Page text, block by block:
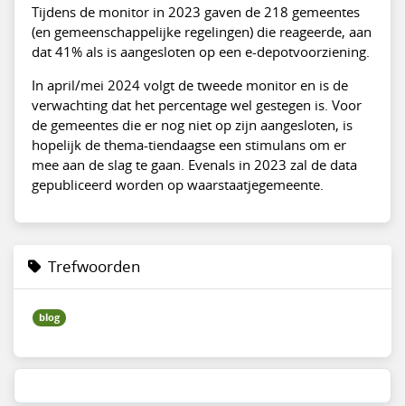
Tijdens de monitor in 2023 gaven de 218 gemeentes
(en gemeenschappelijke regelingen) die reageerde, aan
dat 41% als is aangesloten op een e-depotvoorziening.
In april/mei 2024 volgt de tweede monitor en is de
verwachting dat het percentage wel gestegen is. Voor
de gemeentes die er nog niet op zijn aangesloten, is
hopelijk de thema-tiendaagse een stimulans om er
mee aan de slag te gaan. Evenals in 2023 zal de data
gepubliceerd worden op waarstaatjegemeente.
Trefwoorden
blog